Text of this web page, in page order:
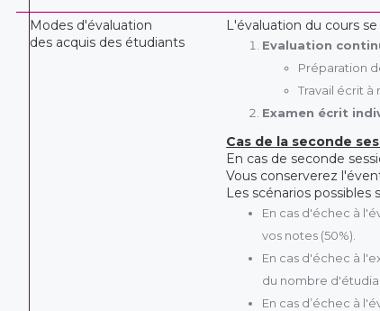
Modes d'évaluation
des acquis des étudiants
L'évaluation du cours
Evaluation
Préparation
Travail écrit à
Examen écrit
Cas de la seconde
En cas de seconde
Vous conserverez
Les scénarios possibles
En cas d'échec à
vos notes (50%).
En cas d'échec à
du nombre
En cas d’échec à